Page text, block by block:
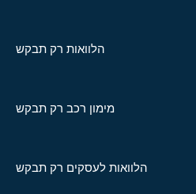
הלוואות רק תבקש
מימון רכב רק תבקש
הלוואות לעסקים רק תבקש